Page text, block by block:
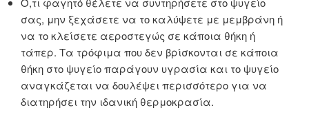
σας, μην ξεχάσετε να το καλύψετε με μεμβράνη ή
να το κλείσετε αεροστεγώς σε κάποια θήκη ή
τάπερ. Tα τρόφιμα που δεν βρίσκονται σε κάποια
θήκη στο ψυγείο παράγουν υγρασία και το ψυγείο
αναγκάζεται να δουλέψει περισσότερο για να
διατηρήσει την ιδανική θερμοκρασία.